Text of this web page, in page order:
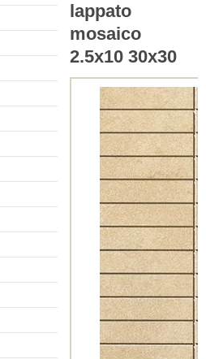
lappato
mosaico
2.5x10 30x30